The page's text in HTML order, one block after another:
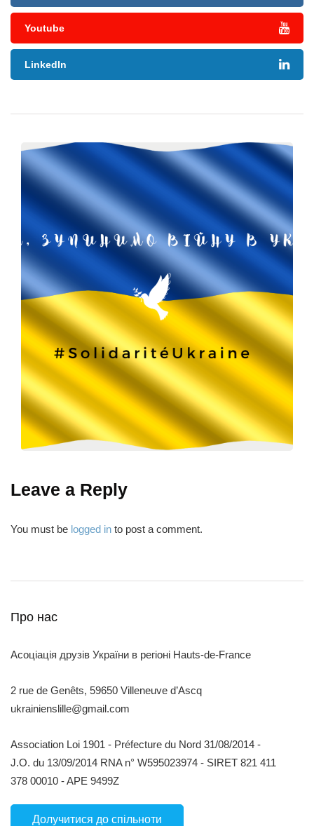
Youtube
LinkedIn
Leave a Reply
You must be logged in to post a comment.
Про нас
Асоціація друзів України в регіоні Hauts-de-France
2 rue de Genêts, 59650 Villeneuve d’Ascq
ukrainienslille@gmail.com
Association Loi 1901 - Préfecture du Nord 31/08/2014 -
J.O. du 13/09/2014 RNA n° W595023974 - SIRET 821 411
378 00010 - APE 9499Z
Долучитися до спільноти